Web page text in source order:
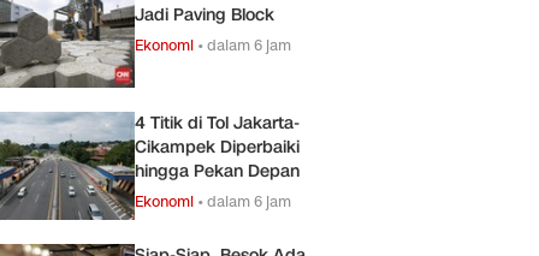
Jadi Paving Block
Ekonomi •dalam 6 jam
4 Titik di Tol Jakarta-
Cikampek Diperbaiki
hingga Pekan Depan
Ekonomi •dalam 6 jam